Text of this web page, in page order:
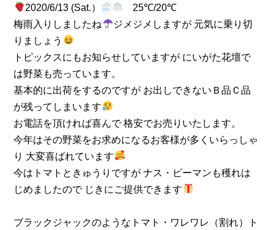
2020/6/13 (Sat.）
25℃/20℃
梅雨入りしましたね
ジメジメしますが 元気に乗り切
りましょう
トピックスにもお知らせしていますが にいがた花壇で
は野菜も売っています。
基本的に出荷をするのですが お出しできないＢ品Ｃ品
が残ってしまいます
お電話を頂ければ喜んで 格安でお売りいたします。
今年はその野菜をお求めになるお客様が多くいらっしゃ
り 大変喜ばれています
今はトマトときゅうりですが ナス・ピーマンも穫れは
じめましたので じきにご提供できます
ブラックジャックのようなトマト・ワレワレ（割れ）ト